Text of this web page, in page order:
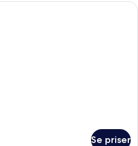
Et moderne hotelværelse med en
Se priser